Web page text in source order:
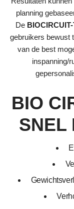
planning
De
gebruikers bewust
van de best
inspanning/
BIO
SNEL